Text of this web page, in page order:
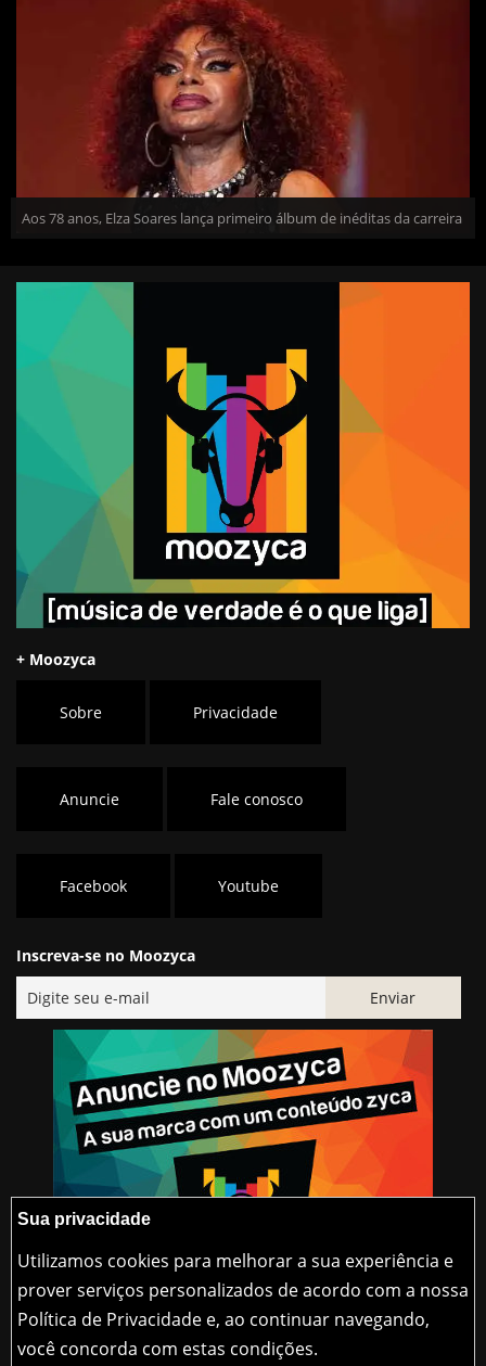
Aos 78 anos, Elza Soares lança primeiro álbum de inéditas da carreira
+ Moozyca
Sobre Privacidade
Anuncie Fale conosco
Facebook Youtube
Inscreva-se no Moozyca
@2015-2026 Moozyca
Sua privacidade
Utilizamos cookies para melhorar a sua experiência e
prover serviços personalizados de acordo com a nossa
Política de Privacidade e, ao continuar navegando,
você concorda com estas condições.